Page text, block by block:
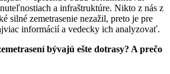
a infraštruktúre. Nikto z nás z
silné zemetrasenie nezažil, preto je pre
informácií a vedecky ich analyzovať.
bývajú ešte dotrasy? A prečo